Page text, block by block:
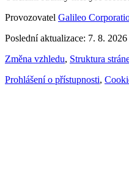
Provozovatel Galileo
Poslední aktualizace: 7. 8. 2026
Změna vzhledu, Struktura
Prohlášení o přístupnosti,